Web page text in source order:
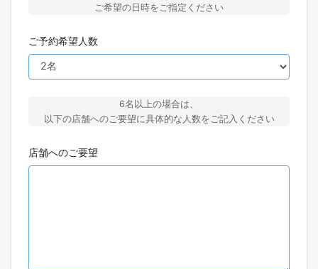
ご希望の日時をご指定ください
ご予約希望人数
6名以上の場合は、
以下の店舗へのご要望に具体的な人数をご記入ください
店舗へのご要望